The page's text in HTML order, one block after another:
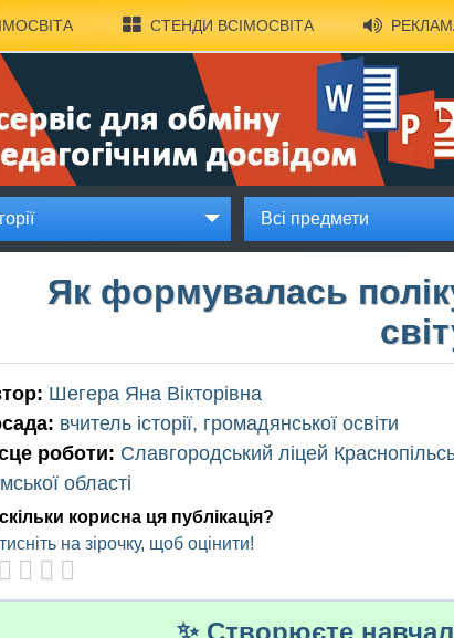
СТЕНДИ ВСІМОСВІТА
Всі предмети
Як формувалась
Шегера Яна Вікторівна
вчитель історії, громадянської освіти
роботи: Славгородський ліцей
області
корисна ця публікація?
на зірочку, щоб оцінити!
✨ Створюєте